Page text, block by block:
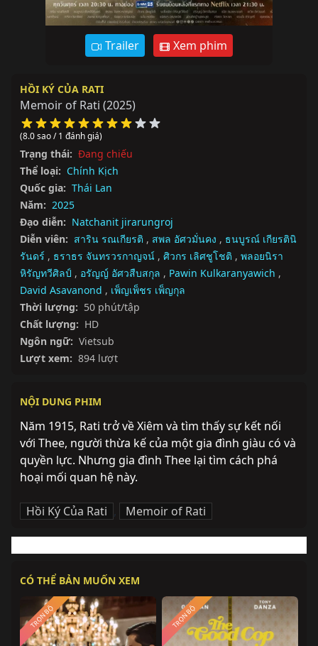
Trailer Xem phim
HỒI KÝ CỦA RATI
Memoir of Rati (2025)
(8.0 sao / 1 đánh giá)
Trạng thái: Đang chiếu
Thể loại: Chính Kịch
Quốc gia: Thái Lan
Năm: 2025
Đạo diễn: Natchanit jirarungroj
Diễn viên: สาริน รณเกียรติ , สพล อัศวมั่นคง , ธนบูรณ์ เกียรตินิ
รันดร์ , ธราธร จันทรวรกาญจน์ , ศิวกร เลิศชูโชติ , พลอยนิรา
หิรัญทวีศิลป์ , อรัญญ์ อัศวสืบสกุล , Pawin Kulkaranyawich ,
David Asavanond , เพ็ญเพ็ชร เพ็ญกุล
Thời lượng: 50 phút/tập
Chất lượng: HD
Ngôn ngữ: Vietsub
Lượt xem: 894 lượt
NỘI DUNG PHIM
Năm 1915, Rati trở về Xiêm và tìm thấy sự kết nối
với Thee, người thừa kế của một gia đình giàu có và
quyền lực. Nhưng gia đình Thee lại tìm cách phá
hoại mối quan hệ này.
Hồi Ký Của Rati , Memoir of Rati
CÓ THỂ BẢN MUỐN XEM
TRỌN BỘ TRỌN BỘ